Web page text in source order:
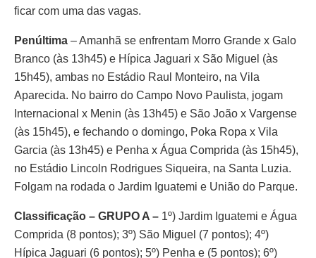
ficar com uma das vagas.
Penúltima – Amanhã se enfrentam Morro Grande x Galo
Branco (às 13h45) e Hípica Jaguari x São Miguel (às
15h45), ambas no Estádio Raul Monteiro, na Vila
Aparecida. No bairro do Campo Novo Paulista, jogam
Internacional x Menin (às 13h45) e São João x Vargense
(às 15h45), e fechando o domingo, Poka Ropa x Vila
Garcia (às 13h45) e Penha x Água Comprida (às 15h45),
no Estádio Lincoln Rodrigues Siqueira, na Santa Luzia.
Folgam na rodada o Jardim Iguatemi e União do Parque.
Classificação – GRUPO A – 1º) Jardim Iguatemi e Água
Comprida (8 pontos); 3º) São Miguel (7 pontos); 4º)
Hípica Jaguari (6 pontos); 5º) Penha e (5 pontos); 6º)